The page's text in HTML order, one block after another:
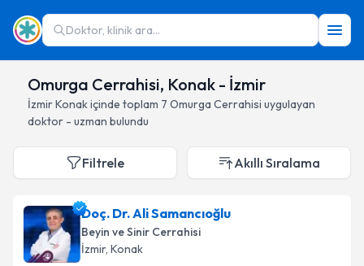
Doktor, klinik ara...
Omurga Cerrahisi, Konak - İzmir
İzmirKonakiçinde toplam 7 Omurga Cerrahisi uygulayan
doktor - uzman bulundu
Filtrele Akıllı Sıralama
Doç. Dr. Ali Samancıoğlu
Beyin ve Sinir Cerrahisi
İzmir, Konak